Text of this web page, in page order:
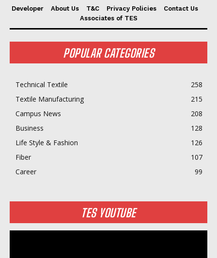
Developer About Us T&C Privacy Policies
Contact Us
Associates of TES
POPULAR CATEGORIES
Technical Textile
258
Textile Manufacturing
215
Campus News
208
Business
128
Life Style & Fashion
126
Fiber
107
Career
99
TES YOUTUBE